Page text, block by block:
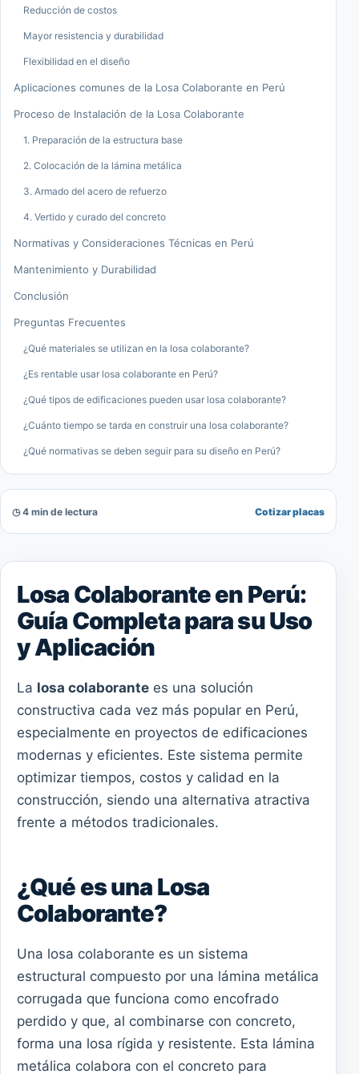
Reducción de costos
Mayor resistencia y durabilidad
Flexibilidad en el diseño
Aplicaciones comunes de la Losa Colaborante en Perú
Proceso de Instalación de la Losa Colaborante
1. Preparación de la estructura base
2. Colocación de la lámina metálica
3. Armado del acero de refuerzo
4. Vertido y curado del concreto
Normativas y Consideraciones Técnicas en Perú
Mantenimiento y Durabilidad
Conclusión
Preguntas Frecuentes
¿Qué materiales se utilizan en la losa colaborante?
¿Es rentable usar losa colaborante en Perú?
¿Qué tipos de edificaciones pueden usar losa colaborante?
¿Cuánto tiempo se tarda en construir una losa colaborante?
¿Qué normativas se deben seguir para su diseño en Perú?
◷ 4 min de lectura Cotizar placas
Losa Colaborante en Perú:
Guía Completa para su Uso
y Aplicación
La losa colaborante es una solución
constructiva cada vez más popular en Perú,
especialmente en proyectos de edificaciones
modernas y eficientes. Este sistema permite
optimizar tiempos, costos y calidad en la
construcción, siendo una alternativa atractiva
frente a métodos tradicionales.
¿Qué es una Losa
Colaborante?
Una losa colaborante es un sistema
estructural compuesto por una lámina metálica
corrugada que funciona como encofrado
perdido y que, al combinarse con concreto,
forma una losa rígida y resistente. Esta lámina
metálica colabora con el concreto para